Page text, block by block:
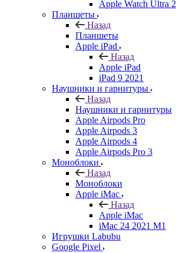
Apple Watch Ultra 2
Планшеты
Назад
Планшеты
Apple iPad
Назад
Apple iPad
iPad 9 2021
Наушники и гарнитуры
Назад
Наушники и гарнитуры
Apple Airpods Pro
Apple Airpods 3
Apple Airpods 4
Apple Airpods Pro 3
Моноблоки
Назад
Моноблоки
Apple iMac
Назад
Apple iMac
iMac 24 2021 M1
Игрушки Labubu
Google Pixel